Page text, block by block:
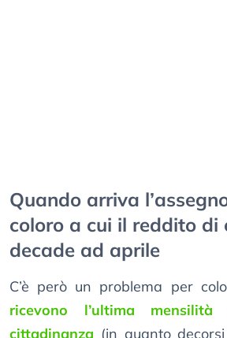
Quando arriva
coloro a cui il reddito di
decade ad aprile
C’è però un problema per
ricevono l’ultima
cittadinanza (in quanto